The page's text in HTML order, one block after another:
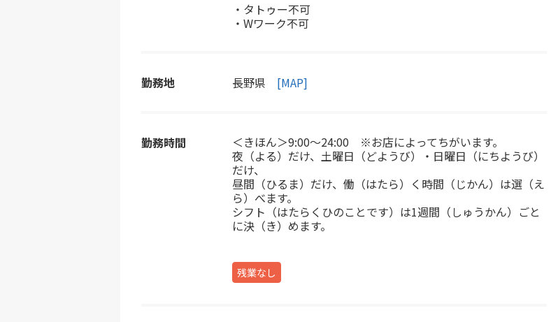
・タトゥー不可
・Wワーク不可
勤務地 長野県 [MAP]
勤務時間
＜きほん＞9:00～24:00 ※お店によってちがいます。
夜（よる）だけ、土曜日（どようび）・日曜日（にちようび）
だけ、
昼間（ひるま）だけ、働（はたら）く時間（じかん）は選（え
ら）べます。
シフト（はたらくひのことです）は1週間（しゅうかん）ごと
に決（き）めます。
残業なし